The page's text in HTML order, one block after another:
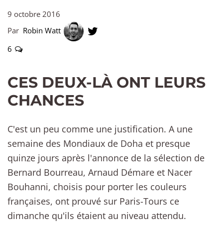
9 octobre 2016
Par Robin Watt
6
CES DEUX-LÀ ONT LEURS
CHANCES
C'est un peu comme une justification. A une
semaine des Mondiaux de Doha et presque
quinze jours après l'annonce de la sélection de
Bernard Bourreau, Arnaud Démare et Nacer
Bouhanni, choisis pour porter les couleurs
françaises, ont prouvé sur Paris-Tours ce
dimanche qu'ils étaient au niveau attendu.